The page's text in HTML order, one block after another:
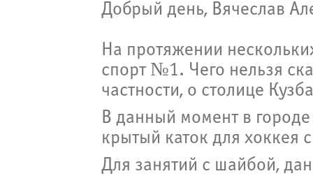
Добрый день, Вячеслав
На протяжении
спорт №1. Чего нельзя
частности, о столице
В данный момент в
крытый каток для хоккея
Для занятий с шайбой,